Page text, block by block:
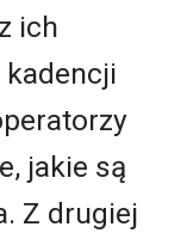
ich
jakie są
Z drugiej